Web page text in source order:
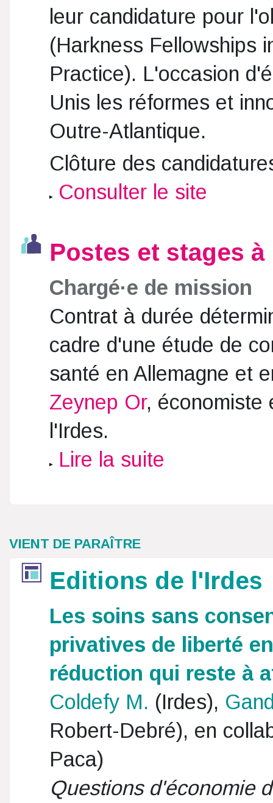
leur candidature pour
(Harkness Fellowships
Practice). L'occasion
Unis les réformes et
Outre-Atlantique.
Clôture des
Consulter le site
Postes et stages
Chargé·e de mission
Contrat à durée
cadre d'une étude de
santé en Allemagne et
Zeynep Or, économiste
l'Irdes.
Lire la suite
VIENT DE PARAÎTRE
Editions de l'Irdes
Les soins sans
privatives de liberté
réduction qui reste à
Coldefy M. (Irdes),
Robert-Debré), en
Paca)
Questions d'économie